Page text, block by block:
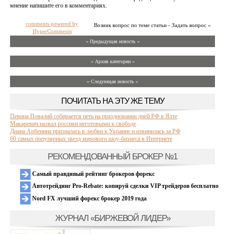
мнение напишите его в комментариях.
Возник вопрос по теме статьи - Задать вопрос »
comments powered by
HyperComments
« Предыдущая новость «
» Архив категории «
» Следующая новость »
ПОЧИТАТЬ НА ЭТУ ЖЕ ТЕМУ
Певица Повалий собирается петь на праздновании дней РФ в Ялте
Макаревич назвал россиян неготовыми к свободе
Диана Арбенина призналась в любви к Украине и извинилась за РФ
60 самых популярных звезд мирового шоу-бизнеса в Интернете
РЕКОМЕНДОВАННЫЙ БРОКЕР №1
Самый правдивый рейтинг брокеров форекс
Автотрейдинг Pro-Rebate: копируй сделки VIP трейдеров бесплатно
Nord FX лучший форекс брокер 2019 года
ЖУРНАЛ «БИРЖЕВОЙ ЛИДЕР»